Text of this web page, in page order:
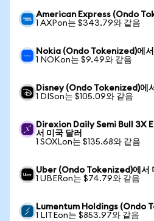
American Express (Ondo
1 AXPon는 $343.79와 같음
Nokia (Ondo Tokenized)에서
1 NOKon는 $9.49와 같음
Disney (Ondo Tokenized)에
1 DISon는 $105.09와 같음
Direxion Daily Semi Bull 3X
서 미국 달러
1 SOXLon는 $135.68와 같음
Uber (Ondo Tokenized)에서
1 UBERon는 $74.79와 같음
Lumentum Holdings (Ondo
1 LITEon는 $853.97와 같음